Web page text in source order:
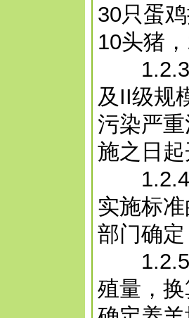
30只蛋
10头猪
1.2.3
及II级规
污染严
施之日
1.2.4
实施标
部门确
1.2.5
殖量，